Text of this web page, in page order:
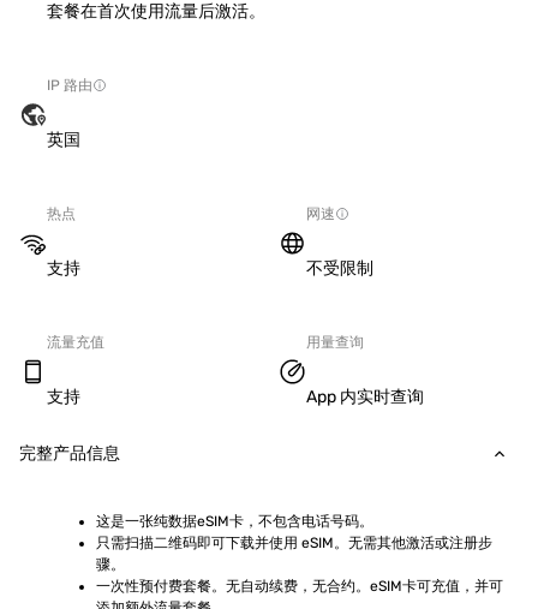
套餐在首次使用流量后激活。
IP 路由
英国
热点
支持
网速
不受限制
流量充值
支持
用量查询
App 内实时查询
完整产品信息
这是一张纯数据eSIM卡，不包含电话号码。
只需扫描二维码即可下载并使用 eSIM。无需其他激活或注册步
骤。
一次性预付费套餐。无自动续费，无合约。eSIM卡可充值，并可